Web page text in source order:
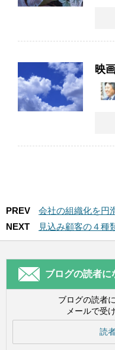
映
PREV
会社の組織化を円
NEXT
見込み顧客の４種
ブログの読者に
ブログの読者
メールで受
読